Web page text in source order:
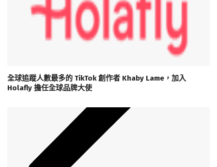
全球追蹤人數最多的 TikTok 創作者 Khaby Lame，加入
Holafly 擔任全球品牌大使